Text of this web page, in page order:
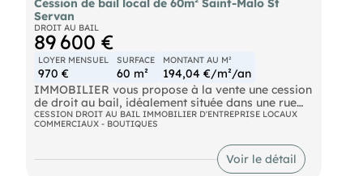
Cession de bail local de 60m² Saint-Malo St
Servan
DROIT AU BAIL
89 600 €
LOYER MENSUEL
970 €
SURFACE
60 m²
MONTANT AU M²
194,04 €/m²/an
IMMOBILIER vous propose à la vente une cession
de droit au bail, idéalement située dans une rue
très fréquentée, passante et commerçante du
quartier de Saint-Servan à Saint-Malo, entourée
de nombreux commerces et à proximité
immédiate de la place du marché. Les locaux sont
en très bon état général et offrent un agencement
CESSION DROIT AU BAIL IMMOBILIER D'ENTREPRISE LOCAUX
COMMERCIAUX - BOUTIQUES
Voir le détail